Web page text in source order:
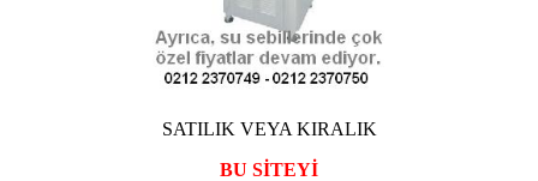
SATILIK VEYA KIRALIK
BU SİTEYİ